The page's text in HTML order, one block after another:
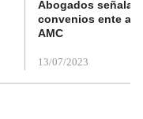
Abogados
convenios ente
AMC
13/07/2023